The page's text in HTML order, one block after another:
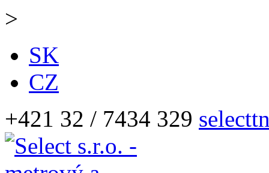
>
SK
CZ
+421 32 / 7434 329